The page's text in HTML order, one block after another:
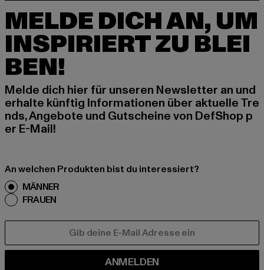
MELDE DICH AN, UM
INSPIRIERT ZU BLEI
BEN!
Melde dich hier für unseren Newsletter an und
erhalte künftig Informationen über aktuelle Tre
nds, Angebote und Gutscheine von DefShop p
er E-Mail!
An welchen Produkten bist du interessiert?
MÄNNER
FRAUEN
ANMELDEN